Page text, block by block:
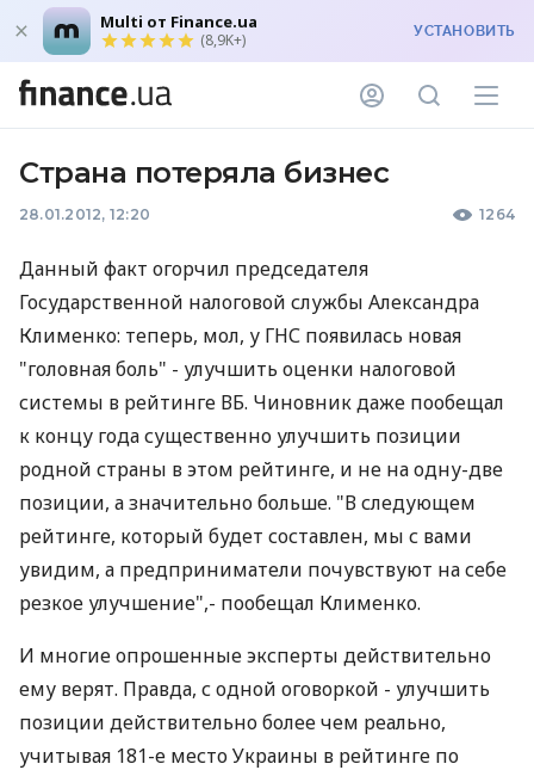
Multi от Finance.ua
(8,9K+) УСТАНОВИТЬ
Страна потеряла бизнес
28.01.2012, 12:20 1264
Данный факт огорчил председателя
Государственной налоговой службы Александра
Клименко: теперь, мол, у ГНС появилась новая
"головная боль" - улучшить оценки налоговой
системы в рейтинге ВБ. Чиновник даже пообещал
к концу года существенно улучшить позиции
родной страны в этом рейтинге, и не на одну-две
позиции, а значительно больше. "В следующем
рейтинге, который будет составлен, мы с вами
увидим, а предприниматели почувствуют на себе
резкое улучшение",- пообещал Клименко.
И многие опрошенные эксперты действительно
ему верят. Правда, с одной оговоркой - улучшить
позиции действительно более чем реально,
учитывая 181-е место Украины в рейтинге по